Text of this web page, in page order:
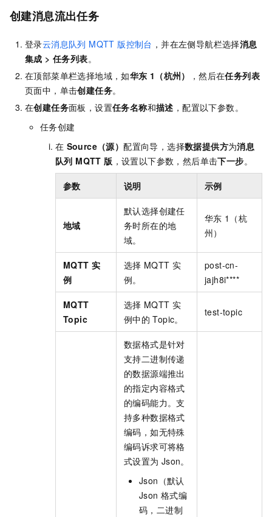
创建消息流出任务
登录云消息队列 MQTT 版控制台 ，并在左侧导航栏选择消息
集成 >任务列表。
在顶部菜单栏选择地域，如华东 1（杭州） ，然后在任务列表
页面中，单击创建任务。
在创建任务面板，设置任务名称和描述 ，配置以下参数。
任务创建
在 Source（源）配置向导，选择数据提供方为消息
队列 MQTT 版 ，设置以下参数，然后单击下一步。
参数 说明 示例
地域
默认选择创建任
务时所在的地
域。
华东 1（杭
州）
MQTT 实
例
选择 MQTT 实
例。
post-cn-
jajh8i****
MQTT
Topic
选择 MQTT 实
例中的 Topic。
test-topic
数据格式是针对
支持二进制传递
的数据源端推出
的指定内容格式
的编码能力。支
持多种数据格式
编码，如无特殊
编码诉求可将格
式设置为 Json。
Json（默认
Json 格式编
码，二进制